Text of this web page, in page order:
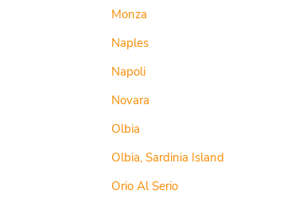
Monza
Naples
Napoli
Novara
Olbia
Olbia, Sardinia Island
Orio Al Serio